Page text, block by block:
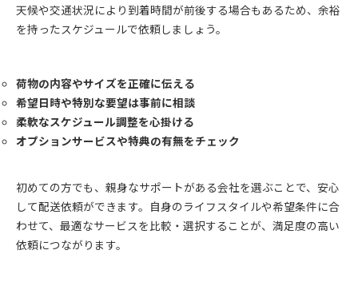
天候や交通状況により到着時間が前後する場合もあるため、余裕
を持ったスケジュールで依頼しましょう。
荷物の内容やサイズを正確に伝える
希望日時や特別な要望は事前に相談
柔軟なスケジュール調整を心掛ける
オプションサービスや特典の有無をチェック
初めての方でも、親身なサポートがある会社を選ぶことで、安心
して配送依頼ができます。自身のライフスタイルや希望条件に合
わせて、最適なサービスを比較・選択することが、満足度の高い
依頼につながります。